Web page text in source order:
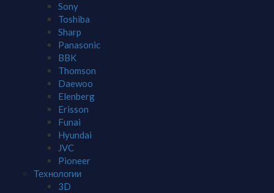
Sony
Toshiba
Sharp
Panasonic
BBK
Thomson
Daewoo
Elenberg
Erisson
Funai
Hyundai
JVC
Pioneer
Технологии
3D